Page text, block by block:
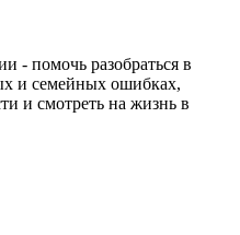
- помочь разобраться в
и семейных ошибках,
и смотреть на жизнь в